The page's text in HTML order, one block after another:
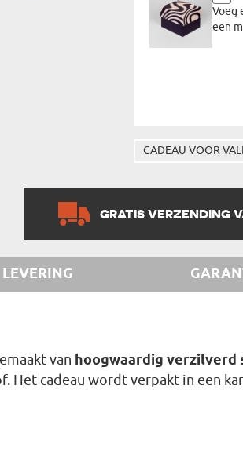
Voeg
een
CADEAU VOOR
GRATIS VERZENDING
LEVERING
van hoogwaardig verzilverd
Het cadeau wordt verpakt in een